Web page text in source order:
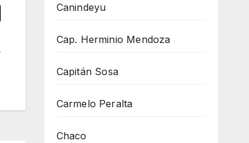
Canindeyu
Cap. Herminio Mendoza
Capitán Sosa
Carmelo Peralta
Chaco